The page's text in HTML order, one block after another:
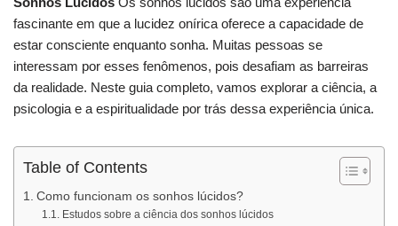
fascinante em que a lucidez onírica oferece a capacidade de
estar consciente enquanto sonha. Muitas pessoas se
interessam por esses fenômenos, pois desafiam as barreiras
da realidade. Neste guia completo, vamos explorar a ciência, a
psicologia e a espiritualidade por trás dessa experiência única.
Table of Contents
Como funcionam os sonhos lúcidos?
Estudos sobre a ciência dos sonhos lúcidos